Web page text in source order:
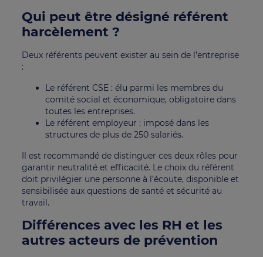
Qui peut être désigné référent
harcèlement ?
Deux référents peuvent exister au sein de l’entreprise
:
Le référent CSE : élu parmi les membres du
comité social et économique, obligatoire dans
toutes les entreprises.
Le référent employeur : imposé dans les
structures de plus de 250 salariés.
Il est recommandé de distinguer ces deux rôles pour
garantir neutralité et efficacité. Le choix du référent
doit privilégier une personne à l’écoute, disponible et
sensibilisée aux questions de santé et sécurité au
travail.
Différences avec les RH et les
autres acteurs de prévention